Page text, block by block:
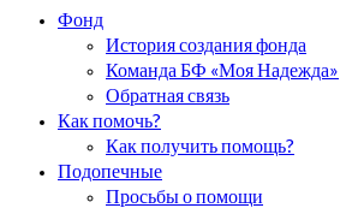
Фонд
История создания фонда
Команда БФ «Моя Надежда»
Обратная связь
Как помочь?
Как получить помощь?
Подопечные
Просьбы о помощи